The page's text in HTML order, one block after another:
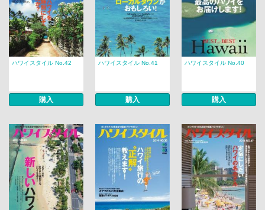
ハワイスタイル No.42
購入
ハワイスタイル No.41
購入
ハワイスタイル No.40
購入